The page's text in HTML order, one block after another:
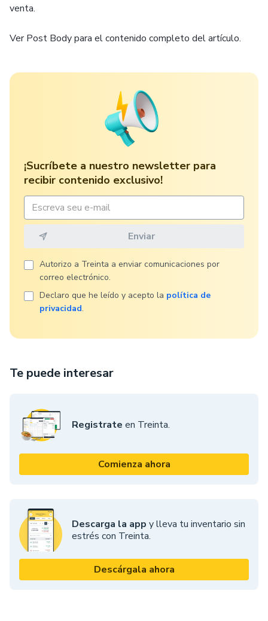
Te puede interesar
Registrate en Treinta.
Comienza ahora
Descarga la app y lleva tu inventario sin
estrés con Treinta.
Descárgala ahora
venta.
Ver Post Body para el contenido completo del artículo.
¡Sucríbete a nuestro newsletter para
recibir contenido exclusivo!
Autorizo ​​a Treinta a enviar comunicaciones por
correo electrónico.
Declaro que he leído y acepto la política de
privacidad.